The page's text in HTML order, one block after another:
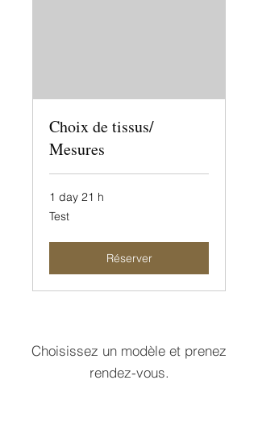
Choix de tissus/
Mesures
1 day 21 h
Test
Test
Réserver
Choisissez un modèle et prenez
rendez-vous.